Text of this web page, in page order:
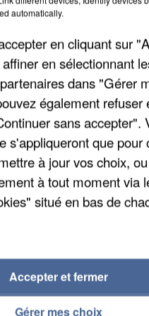
L’OISE EMPORTÉE
EN HAUTE-SAVOIE
automatically.
en cliquant sur
en sélectionnant
dans "Gérer
également refuser
sans accepter".
s'appliqueront que pour
à jour vos choix,
à tout moment via
situé en bas de
Gérer mes choix
Accepter et fermer